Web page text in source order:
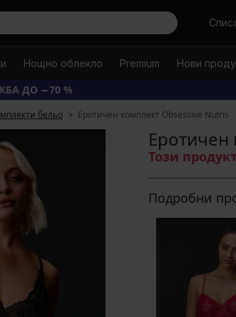
Търси
Нощно облекло Premium Нови
ДО −70 %
бельо Еротичен комплект Obsessive Nutris
Еротичен
Този
Подробни